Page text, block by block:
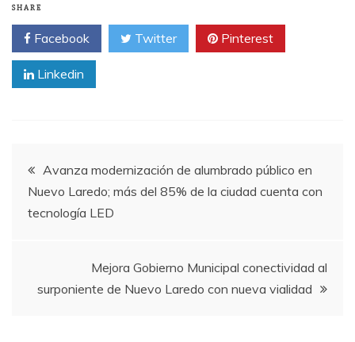
SHARE
Facebook Twitter Pinterest
Linkedin
Post
navigation
Avanza modernización de alumbrado público en
Nuevo Laredo; más del 85% de la ciudad cuenta con
tecnología LED
Mejora Gobierno Municipal conectividad al
surponiente de Nuevo Laredo con nueva vialidad